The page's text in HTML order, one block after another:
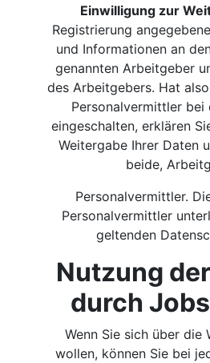
Einwilligung zur
Registrierung
und Informationen an
genannten Arbeitgeber
des Arbeitgebers. Hat
Personalvermittler bei
eingeschalten, erklären
Weitergabe Ihrer Daten
beide,
Personalvermittler.
Personalvermittler
geltenden
Nutzung
durch
Wenn Sie sich über die
wollen, können Sie bei